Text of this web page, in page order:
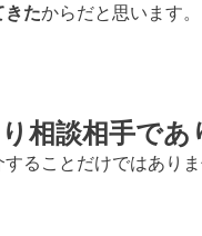
きたからだと思います。
相談相手であ
ることだけではありま